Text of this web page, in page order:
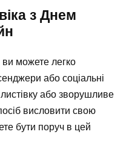
з Днем
ви можете легко
або соціальні
або зворушливе
висловити свою
бути поруч в цей